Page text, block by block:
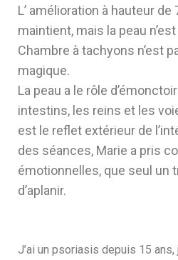
L’ amélioration à hauteur de
maintient, mais la peau
Chambre à tachyons n’est
magique.
La peau a le rôle
intestins, les reins et les
est le reflet extérieur de
des séances, Marie a pris
émotionnelles, que seul un
d’aplanir.
J’ai un psoriasis depuis 15 ans,